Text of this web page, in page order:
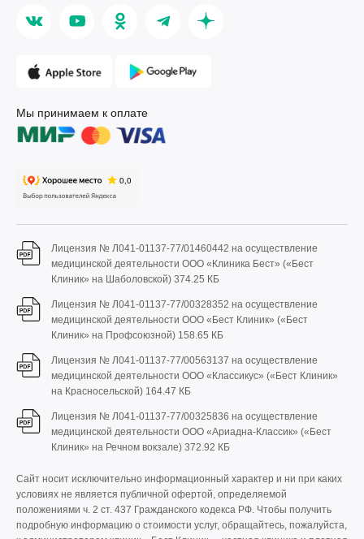
Мы принимаем к оплате
Лицензия № Л041-01137-77/01460442 на осуществление
медицинской деятельности ООО «Клиника Бест» («Бест
Клиник» на Шаболовской) 374.25 КБ
Лицензия № Л041-01137-77/00328352 на осуществление
медицинской деятельности ООО «Бест Клиник» («Бест
Клиник» на Профсоюзной) 158.65 КБ
Лицензия № Л041-01137-77/00563137 на осуществление
медицинской деятельности ООО «Классикус» («Бест Клиник»
на Красносельской) 164.47 КБ
Лицензия № Л041-01137-77/00325836 на осуществление
медицинской деятельности ООО «Ариадна-Классик» («Бест
Клиник» на Речном вокзале) 372.92 КБ
Сайт носит исключительно информационный характер и ни при каких
условиях не является публичной офертой, определяемой
положениями ч. 2 ст. 437 Гражданского кодекса РФ. Чтобы получить
подробную информацию о стоимости услуг, обращайтесь, пожалуйста,